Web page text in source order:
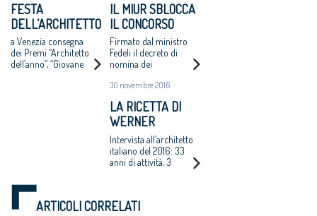
FESTA
DELL’ARCHITETTO
2016
a Venezia consegna
dei Premi “Architetto
dell’anno”, “Giovane
IL MIUR SBLOCCA
IL CONCORSO
SCUOLE
INNOVATIVE: IN
COMMISSIONE
WERNER
TSCHOLL E
BENEDETTA
TAGLIABUE
Firmato dal ministro
Fedeli il decreto di
nomina dei
mille le proposte da
30 novembre 2016
LA RICETTA DI
WERNER
TSCHOLL: STUDIO
TAGLIA SMALL E
GESTIONE
Intervista all’architetto
italiano del 2016: 33
anni di attività, 3
ARTICOLI CORRELATI